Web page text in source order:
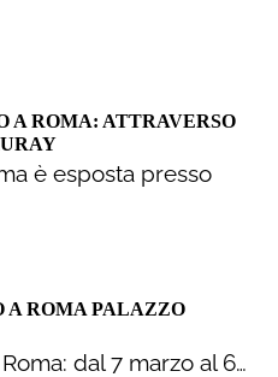
A ROMA: ATTRAVERSO
è esposta presso
A ROMA PALAZZO
dal 7 marzo al 6…